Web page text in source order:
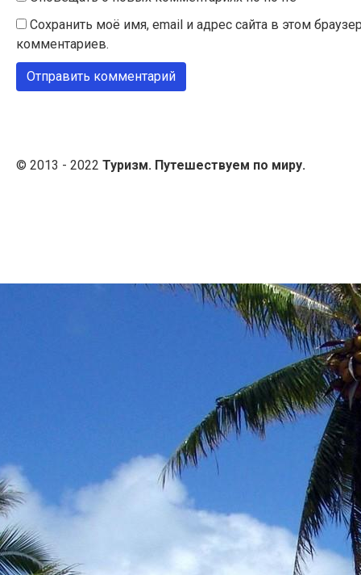
Сохранить моё имя, email и адрес сайта в этом
комментариев.
© 2013 - 2022 Туризм. Путешествуем по миру.